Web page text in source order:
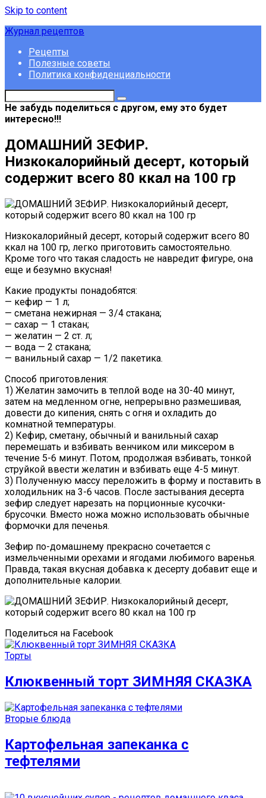
Skip to content
Журнал рецептов
Рецепты
Полезные советы
Политика конфиденциальности
Не забудь поделиться с другом, ему это будет
интересно!!!
ДОМАШНИЙ ЗЕФИР.
Низкокалорийный десерт, который
содержит всего 80 ккал на 100 гр
Низкокалорийный десерт, который содержит всего 80
ккал на 100 гр, легко приготовить самостоятельно.
Кроме того что такая сладость не навредит фигуре, она
еще и безумно вкусная!
Какие продукты понадобятся:
— кефир — 1 л;
— сметана нежирная — 3/4 стакана;
— сахар — 1 стакан;
— желатин — 2 ст. л;
— вода — 2 стакана;
— ванильный сахар — 1/2 пакетика.
Способ приготовления:
1) Желатин замочить в теплой воде на 30-40 минут,
затем на медленном огне, непрерывно размешивая,
довести до кипения, снять с огня и охладить до
комнатной температуры.
2) Кефир, сметану, обычный и ванильный сахар
перемешать и взбивать венчиком или миксером в
течение 5-6 минут. Потом, продолжая взбивать, тонкой
струйкой ввести желатин и взбивать еще 4-5 минут.
3) Полученную массу переложить в форму и поставить в
холодильник на 3-6 часов. После застывания десерта
зефир следует нарезать на порционные кусочки-
брусочки. Вместо ножа можно использовать обычные
формочки для печенья.
Зефир по-домашнему прекрасно сочетается с
измельченными орехами и ягодами любимого варенья.
Правда, такая вкусная добавка к десерту добавит еще и
дополнительные калории.
Поделиться на Facebook
Торты
Клюквенный торт ЗИМНЯЯ СКАЗКА
Вторые блюда
Картофельная запеканка с
тефтелями